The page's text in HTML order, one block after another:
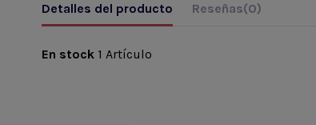
Detalles del producto Reseñas(0)
En stock 1 Artículo